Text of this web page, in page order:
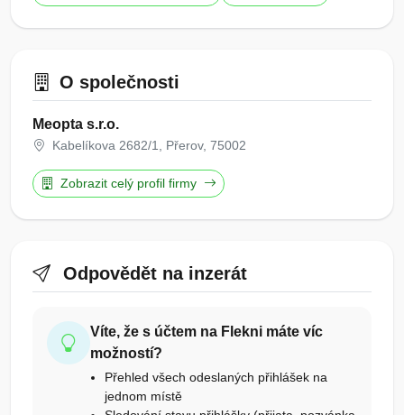
O společnosti
Meopta s.r.o.
Kabelíkova 2682/1, Přerov, 75002
Zobrazit celý profil firmy
Odpovědět na inzerát
Víte, že s účtem na Flekni máte víc
možností?
Přehled všech odeslaných přihlášek na
jednom místě